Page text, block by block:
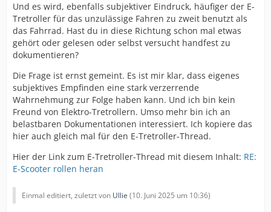
Und es wird, ebenfalls subjektiver Eindruck, häufiger der E-
Tretroller für das unzulässige Fahren zu zweit benutzt als
das Fahrrad. Hast du in diese Richtung schon mal etwas
gehört oder gelesen oder selbst versucht handfest zu
dokumentieren?
Die Frage ist ernst gemeint. Es ist mir klar, dass eigenes
subjektives Empfinden eine stark verzerrende
Wahrnehmung zur Folge haben kann. Und ich bin kein
Freund von Elektro-Tretrollern. Umso mehr bin ich an
belastbaren Dokumentationen interessiert. Ich kopiere das
hier auch gleich mal für den E-Tretroller-Thread.
Hier der Link zum E-Tretroller-Thread mit diesem Inhalt: RE:
E-Scooter rollen heran
Einmal editiert, zuletzt von Ullie (10. Juni 2025 um 10:36)